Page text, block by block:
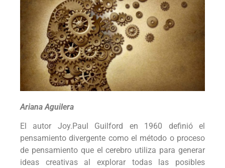
Ariana Aguilera
El autor Joy.Paul Guilford en 1960 definió el
pensamiento divergente como el método o proceso
de pensamiento que el cerebro utiliza para generar
ideas creativas al explorar todas las posibles